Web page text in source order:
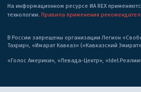
На информационном ресурсе ИА REX
технологии. Правила применения
В России запрещены организации Легион
Тахрир», «Имарат Кавказ» («Кавказский
«Голос Америки», «Левада-Центр»,